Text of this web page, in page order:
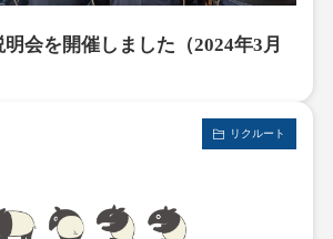
会を開催しました（2024年3月
リクルート